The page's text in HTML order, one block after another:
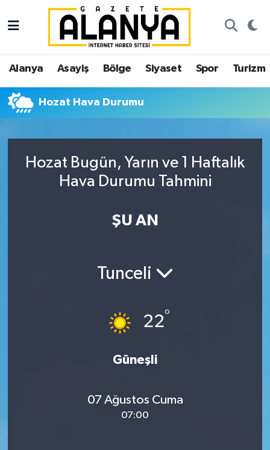
Alanya Asayiş Bölge Siyaset Spor Turizm
Hozat Hava Durumu
Hozat Bugün, Yarın ve 1 Haftalık
Hava Durumu Tahmini
ŞU AN
Tunceli
22°
Güneşli
07 Ağustos Cuma
07:00
Alanya
Asayiş
Bölge
Siyaset
Spor
İstanbul Nöbetçi Eczaneler
İstanbul Hava Durumu
İstanbul Trafik Yoğunluk Haritası
Süper Lig Puan Durumu ve Fikstür
Tüm Manşetler